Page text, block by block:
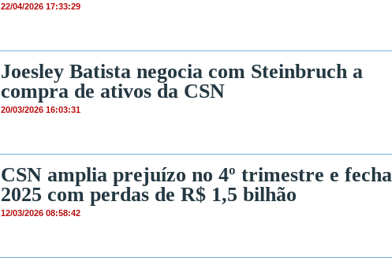
22/04/2026 17:33:29
Joesley Batista negocia com Steinbruch a
compra de ativos da CSN
20/03/2026 16:03:31
CSN amplia prejuízo no 4º trimestre e fecha
2025 com perdas de R$ 1,5 bilhão
12/03/2026 08:58:42